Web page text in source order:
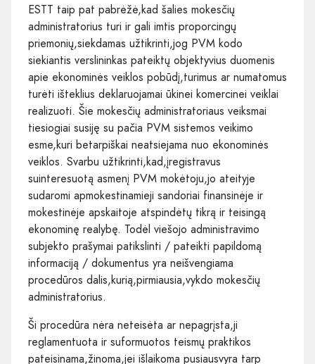
ESTT taip pat pabrėžė,kad šalies mokesčių
administratorius turi ir gali imtis proporcingų
priemonių,siekdamas užtikrinti,jog PVM kodo
siekiantis verslininkas pateiktų objektyvius duomenis
apie ekonominės veiklos pobūdį,turimus ar numatomus
turėti išteklius deklaruojamai ūkinei komercinei veiklai
realizuoti. Šie mokesčių administratoriaus veiksmai
tiesiogiai susiję su pačia PVM sistemos veikimo
esme,kuri betarpiškai neatsiejama nuo ekonominės
veiklos. Svarbu užtikrinti,kad,įregistravus
suinteresuotą asmenį PVM mokėtoju,jo ateityje
sudaromi apmokestinamieji sandoriai finansinėje ir
mokestinėje apskaitoje atspindėtų tikrą ir teisingą
ekonominę realybę. Todėl viešojo administravimo
subjekto prašymai patikslinti / pateikti papildomą
informaciją / dokumentus yra neišvengiama
procedūros dalis,kurią,pirmiausia,vykdo mokesčių
administratorius.
Ši procedūra nėra neteisėta ar nepagrįsta,ji
reglamentuota ir suformuotos teismų praktikos
pateisinama,žinoma,jei išlaikoma pusiausvyra tarp